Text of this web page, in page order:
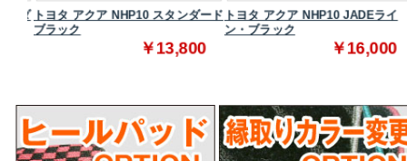
トヨタ アクア NHP10 スタンダード
ブラック
￥13,800
トヨタ アクア NHP10 JADEライ
ン・ブラック
￥16,000